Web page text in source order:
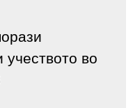
учеството во